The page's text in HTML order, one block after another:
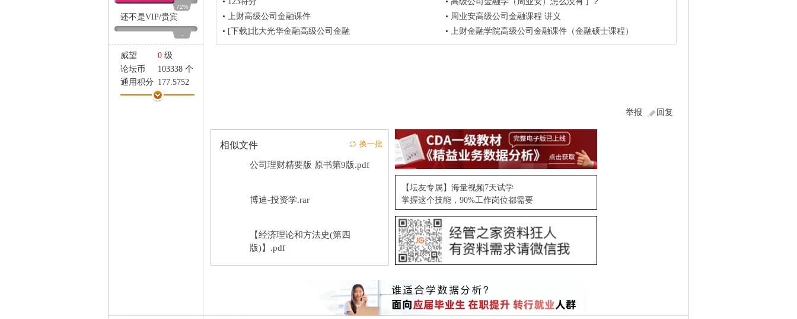
72%
还不是VIP/贵宾
-
威望 0 级
论坛币
103338 个
通用积分 177.5752
学术水平
41 点
• 上财高级公司金融课件 • 周业安高级公司金融课程 讲义
• [下载]北大光华金融高级公司金融 • 上财金融学院高级公司金融课件（金融硕士课程）
回复
举报
相似文件 换一批
公司理财精要版 原书第9版.pdf
博迪-投资学.rar
【经济理论和方法史(第四
版)】.pdf
【坛友专属】海量视频7天试学
掌握这个技能，90%工作岗位都需要